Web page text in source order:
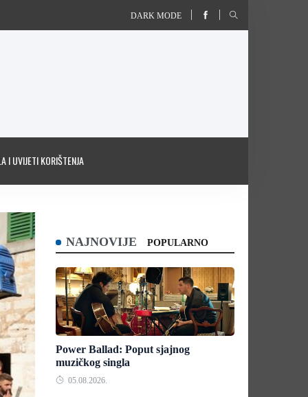
DARK MODE
I UVIJETI KORIŠTENJA
NAJNOVIJE POPULARNO
Power Ballad: Poput sjajnog
muzičkog singla
05.08.2026.